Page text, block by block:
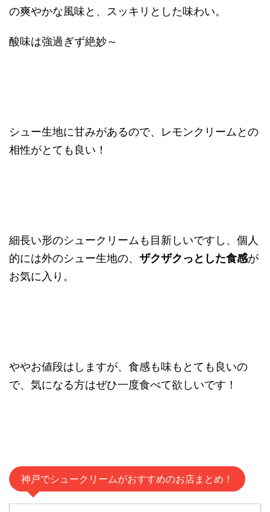
の爽やかな風味と、スッキリとした味わい。
酸味は強過ぎず絶妙～
シュー生地に甘みがあるので、レモンクリームとの
相性がとても良い！
細長い形のシュークリームも目新しいですし、個人
的には外のシュー生地の、 ザクザクっとした食感が
お気に入り。
ややお値段はしますが、食感も味もとても良いの
で、気になる方はぜひ一度食べて欲しいです！
神戸でシュークリームがおすすめのお店まとめ！